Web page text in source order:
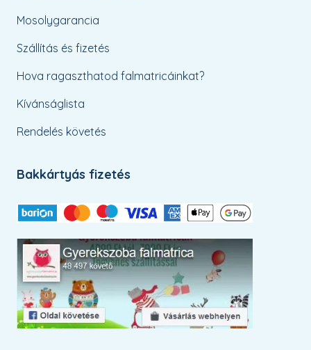
Mosolygarancia
Szállítás és fizetés
Hova ragaszthatod falmatricáinkat?
Kívánságlista
Rendelés követés
Bakkártyás fizetés